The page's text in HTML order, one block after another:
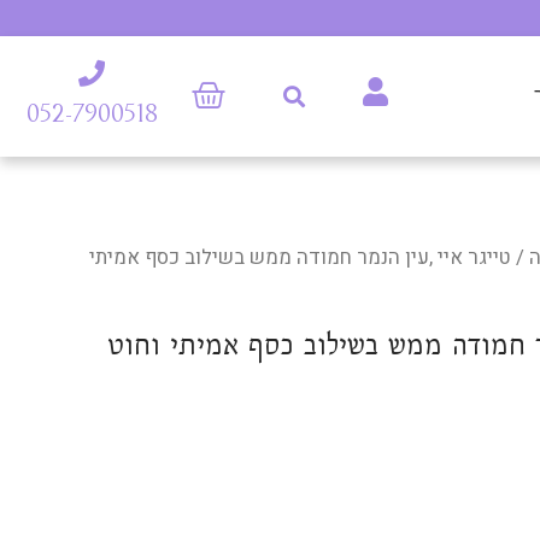
052-7900518
/ טייגר איי ,עין הנמר חמודה ממש בשילוב כסף אמיתי
חמודה ממש בשילוב כסף אמיתי וחוט